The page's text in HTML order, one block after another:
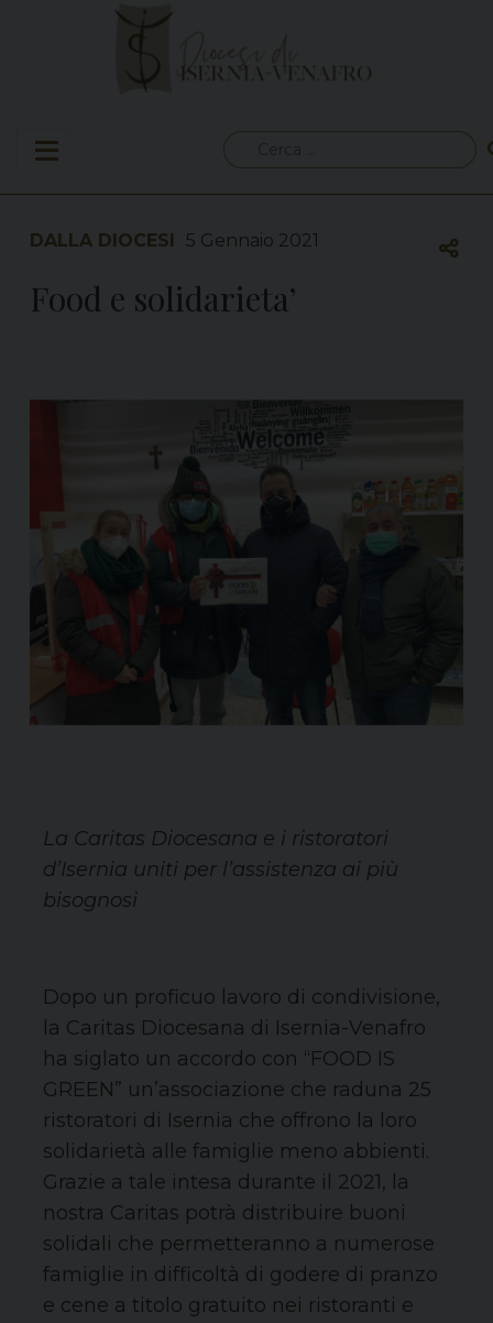
per:
DALLA DIOCESI 5 Gennaio 2021
Food e solidarieta’
La Caritas Diocesana e i ristoratori
d’Isernia uniti per l’assistenza ai più
bisognosi
Dopo un proficuo lavoro di condivisione,
la Caritas Diocesana di Isernia-Venafro
ha siglato un accordo con “FOOD IS
GREEN” un’associazione che raduna 25
ristoratori di Isernia che offrono la loro
solidarietà alle famiglie meno abbienti.
Grazie a tale intesa durante il 2021, la
nostra Caritas potrà distribuire buoni
solidali che permetteranno a numerose
famiglie in difficoltà di godere di pranzo
e cene a titolo gratuito nei ristoranti e